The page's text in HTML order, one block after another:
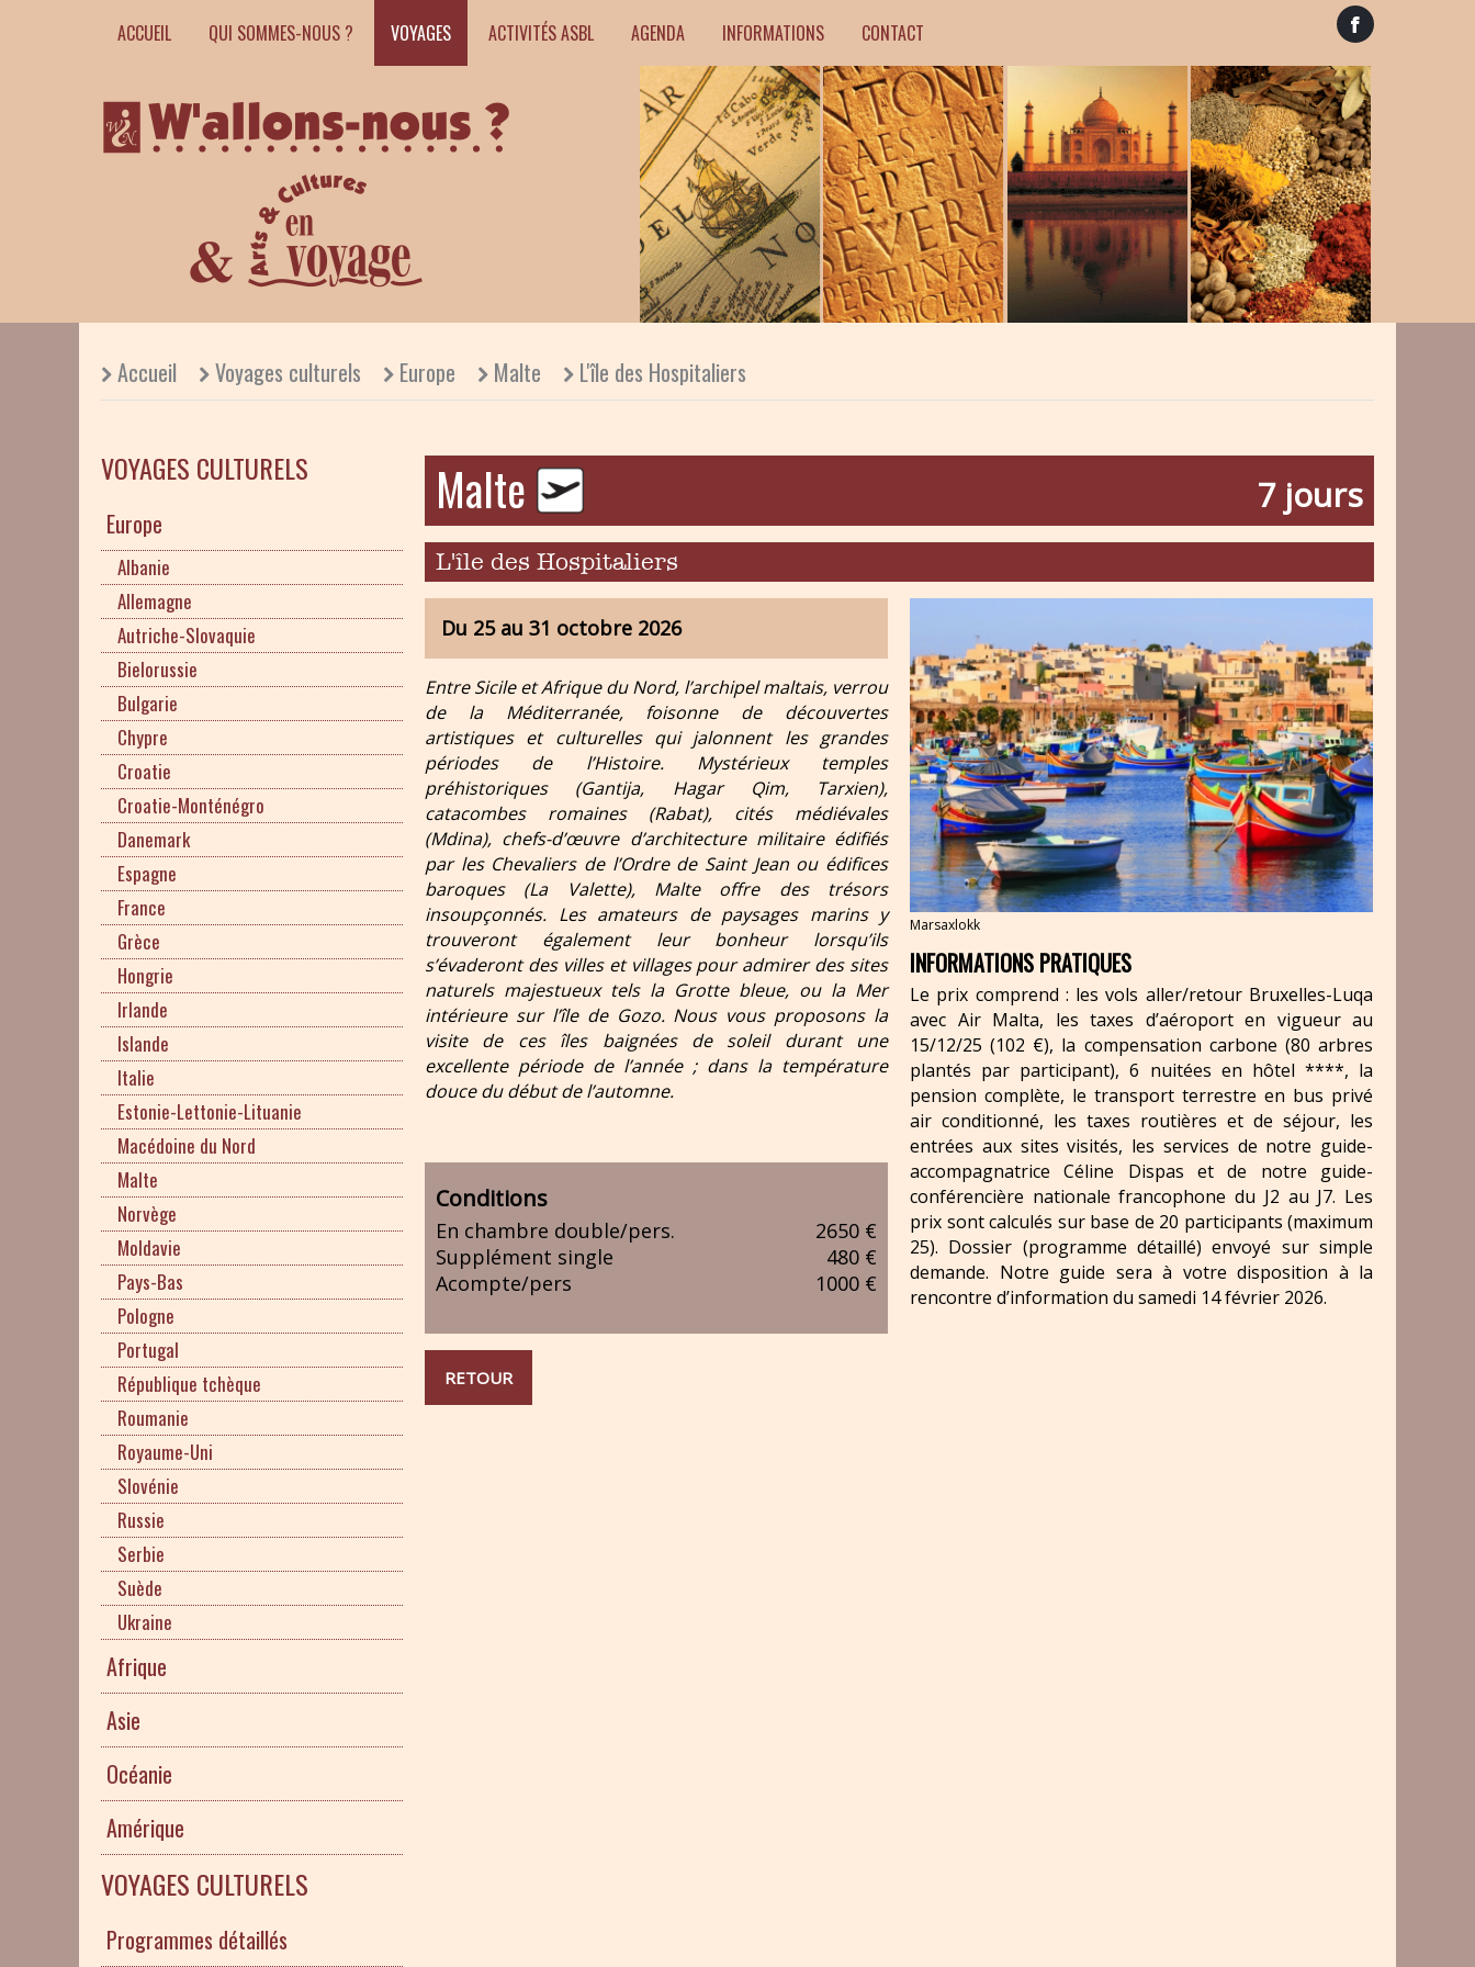
ACCUEIL QUI SOMMES-NOUS ? VOYAGES ACTIVITÉS ASBL AGENDA INFORMATIONS CONTACT
Accueil Voyages culturels Europe Malte L'île des Hospitaliers
VOYAGES CULTURELS
Europe
Albanie
Allemagne
Autriche-Slovaquie
Bielorussie
Bulgarie
Chypre
Croatie
Croatie-Monténégro
Danemark
Espagne
France
Grèce
Hongrie
Irlande
Islande
Italie
Estonie-Lettonie-Lituanie
Macédoine du Nord
Malte
Norvège
Moldavie
Pays-Bas
Pologne
Portugal
République tchèque
Roumanie
Royaume-Uni
Slovénie
Russie
Serbie
Suède
Ukraine
Afrique
Asie
Océanie
Amérique
VOYAGES CULTURELS
Programmes détaillés
Malte 7 jours
L'île des Hospitaliers
Du 25 au 31 octobre 2026
Entre Sicile et Afrique du Nord, l’archipel maltais, verrou
de la Méditerranée, foisonne de découvertes
artistiques et culturelles qui jalonnent les grandes
périodes de l’Histoire. Mystérieux temples
préhistoriques (Gantija, Hagar Qim, Tarxien),
catacombes romaines (Rabat), cités médiévales
(Mdina), chefs-d’œuvre d’architecture militaire édifiés
par les Chevaliers de l’Ordre de Saint Jean ou édifices
baroques (La Valette), Malte offre des trésors
insoupçonnés. Les amateurs de paysages marins y
trouveront également leur bonheur lorsqu’ils
s’évaderont des villes et villages pour admirer des sites
naturels majestueux tels la Grotte bleue, ou la Mer
intérieure sur l’île de Gozo. Nous vous proposons la
visite de ces îles baignées de soleil durant une
excellente période de l’année ; dans la température
douce du début de l’automne.
Conditions
En chambre double/pers.
2650 €
Supplément single
480 €
Acompte/pers
1000 €
Marsaxlokk
INFORMATIONS PRATIQUES
Le prix comprend : les vols aller/retour Bruxelles-Luqa
avec Air Malta, les taxes d’aéroport en vigueur au
15/12/25 (102 €), la compensation carbone (80 arbres
plantés par participant), 6 nuitées en hôtel ****, la
pension complète, le transport terrestre en bus privé
air conditionné, les taxes routières et de séjour, les
entrées aux sites visités, les services de notre guide-
accompagnatrice Céline Dispas et de notre guide-
conférencière nationale francophone du J2 au J7. Les
prix sont calculés sur base de 20 participants (maximum
25). Dossier (programme détaillé) envoyé sur simple
demande. Notre guide sera à votre disposition à la
rencontre d’information du samedi 14 février 2026.
RETOUR